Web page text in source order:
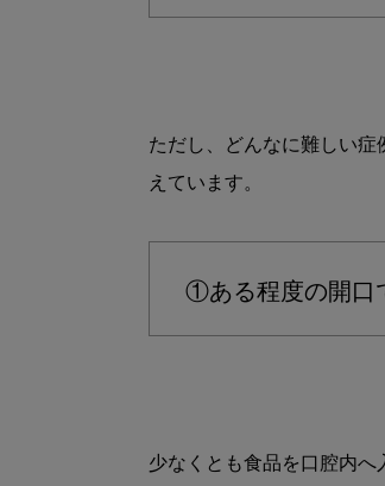
ただし、どんなに難しい
えています。
①ある程度の開口
少なくとも食品を口腔内